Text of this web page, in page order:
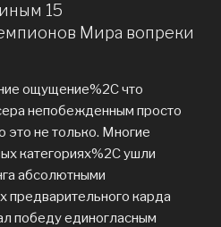
15
Мира вопреки
ощущение%2C что
непобежденным просто
не только. Многие
категориях%2C ушли
абсолютными
предварительного карда
победу единогласным